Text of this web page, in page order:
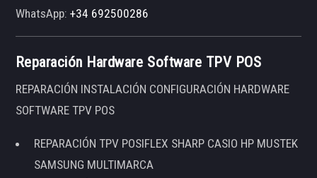
WhatsApp:+34 692500286
Reparación Hardware Software TPV POS
REPARACIÓN INSTALACIÓN CONFIGURACIÓN HARDWARE
SOFTWARE TPV POS
REPARACIÓN TPV POSIFLEX SHARP CASIO HP MUSTEK
SAMSUNG MULTIMARCA